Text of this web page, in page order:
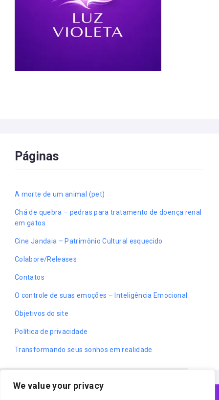
Cookies ajudam o nosso trabalho.
We value your privacy
Páginas
A morte de um animal (pet)
Chá de quebra – pedras para tratamento de doença renal
em gatos
Cine Jandaia – Patrimônio Cultural esquecido
Colabore/Releases
Contatos
O controle de suas emoções – Inteligência Emocional
Objetivos do site
Política de privacidade
Transformando seus sonhos em realidade